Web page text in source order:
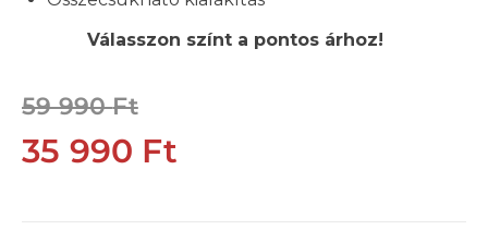
Válasszon színt a pontos árhoz!
59 990Ft
35 990 Ft